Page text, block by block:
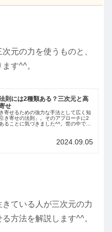
元の力を使うものと、
す^^。
則には2種類ある？三次元と高
せ
寄せるための強力な手法として広く知
き寄せの法則」。そのアプローチに2
ることに気づきました^^。世の中では
2024.09.05
ている人が三次元の力
方法を解説します^^。